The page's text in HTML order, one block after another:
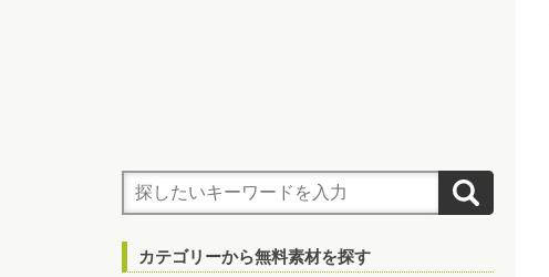
カテゴリーから無料素材を探す